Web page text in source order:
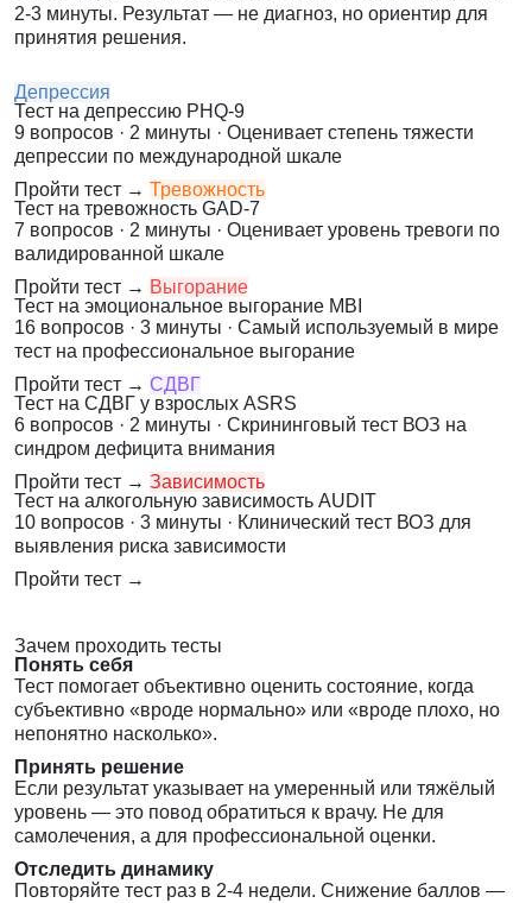
2-3 минуты. Результат — не диагноз, но ориентир для
принятия решения.
Депрессия
Тест на депрессию PHQ-9
9 вопросов · 2 минуты · Оценивает степень тяжести
депрессии по международной шкале
Пройти тест → Тревожность
Тест на тревожность GAD-7
7 вопросов · 2 минуты · Оценивает уровень тревоги по
валидированной шкале
Пройти тест → Выгорание
Тест на эмоциональное выгорание MBI
16 вопросов · 3 минуты · Самый используемый в мире
тест на профессиональное выгорание
Пройти тест → СДВГ
Тест на СДВГ у взрослых ASRS
6 вопросов · 2 минуты · Скрининговый тест ВОЗ на
синдром дефицита внимания
Пройти тест → Зависимость
Тест на алкогольную зависимость AUDIT
10 вопросов · 3 минуты · Клинический тест ВОЗ для
выявления риска зависимости
Пройти тест →
Зачем проходить тесты
Понять себя
Тест помогает объективно оценить состояние, когда
субъективно «вроде нормально» или «вроде плохо, но
непонятно насколько».
Принять решение
Если результат указывает на умеренный или тяжёлый
уровень — это повод обратиться к врачу. Не для
самолечения, а для профессиональной оценки.
Отследить динамику
Повторяйте тест раз в 2-4 недели. Снижение баллов —